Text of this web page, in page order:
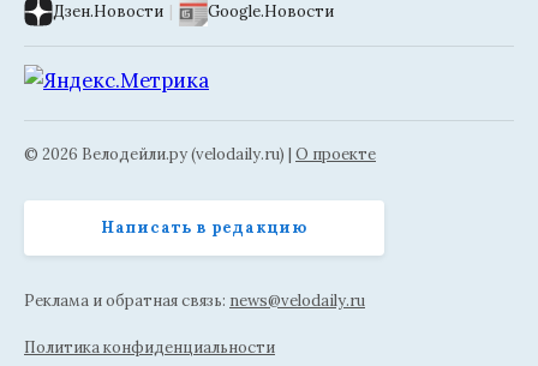
Дзен.Новости | Google.Новости
© 2026 Велодейли.ру (velodaily.ru) | О проекте
Написать в редакцию
Реклама и обратная связь: news@velodaily.ru
Политика конфиденциальности